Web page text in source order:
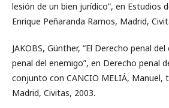
lesión de un bien jurídico”, en Estudios
Enrique Peñaranda Ramos, Madrid,
JAKOBS, Günther, “El Derecho penal
penal del enemigo”, en Derecho penal
conjunto con CANCIO MELIÁ, Manuel,
Madrid, Civitas, 2003.